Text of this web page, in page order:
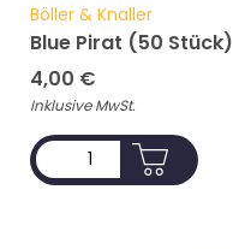
Böller & Knaller
Blue Pirat (50 Stück)
4,00 €
Inklusive MwSt.